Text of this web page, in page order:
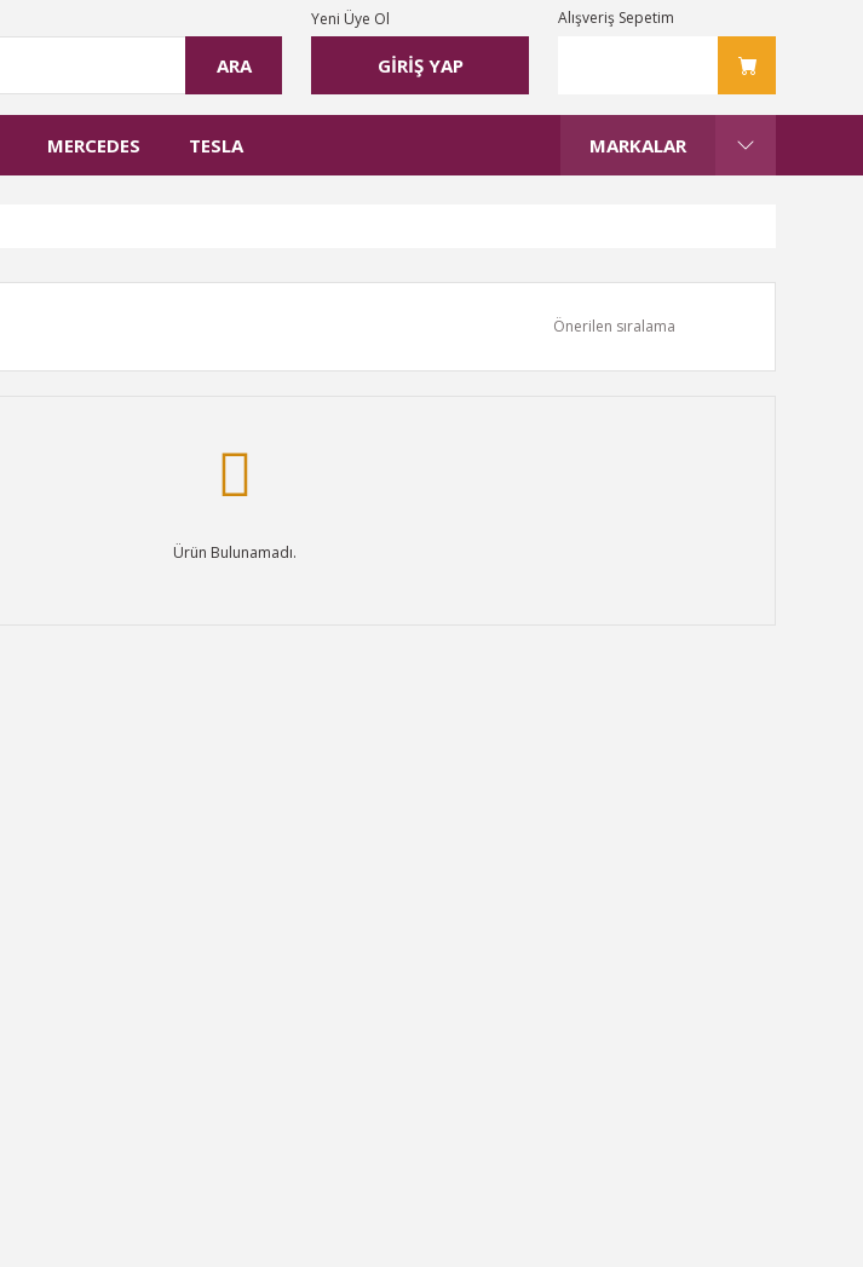
ARA GİRİŞ YAP
Yeni Üye Ol Alışveriş Sepetim
MERCEDES TESLA MARKALAR
Ürün Bulunamadı.